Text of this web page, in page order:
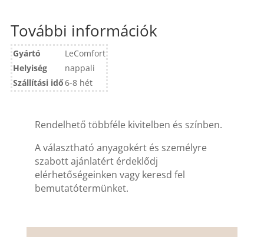
További információk
Gyártó
LeComfort
Helyiség
nappali
Szállítási idő6-8 hét
Rendelhető többféle kivitelben és színben.
A választható anyagokért és személyre
szabott ajánlatért érdeklődj
elérhetőségeinken vagy keresd fel
bemutatótermünket.